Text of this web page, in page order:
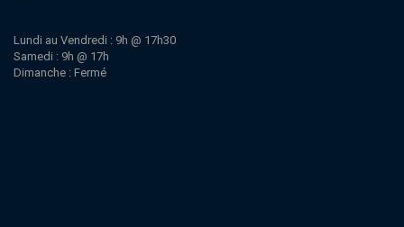
Lundi au Vendredi : 9h @ 17h30
Samedi : 9h @ 17h
Dimanche : Fermé